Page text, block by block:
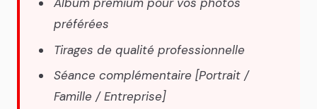
préférées
Tirages de qualité professionnelle
Séance complémentaire [Portrait /
Famille / Entreprise]